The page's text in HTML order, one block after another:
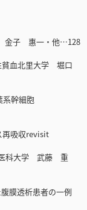
金子 惠一・他…128
貧血北里大学 堀口
幹細胞
再吸収revisit
医科大学 武藤 重
膜透析患者の一例